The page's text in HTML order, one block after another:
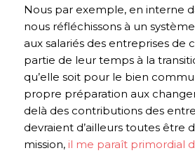
Nous par exemple, en interne
nous réfléchissons à un
aux salariés des entreprises de
partie de leur temps à la
qu’elle soit pour le bien
propre préparation aux
delà des contributions des
devraient d’ailleurs toutes être
mission,il me paraît primordial